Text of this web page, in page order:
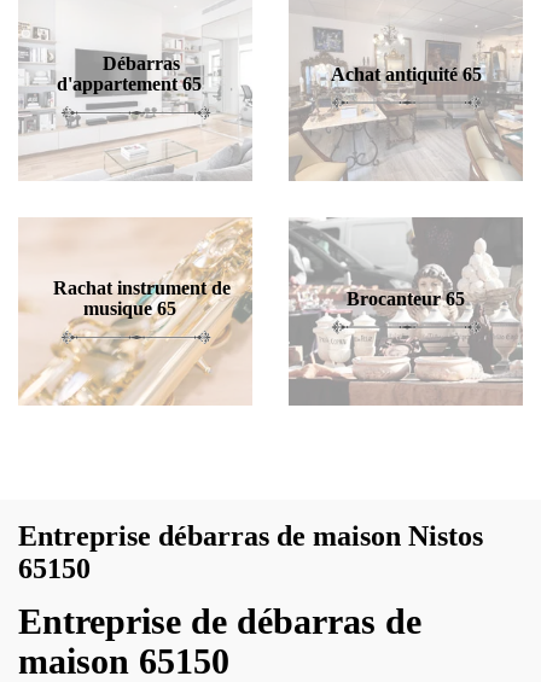
Débarras
d'appartement 65
Achat antiquité 65
Rachat instrument de
musique 65
Brocanteur 65
Entreprise débarras de maison Nistos
65150
Entreprise de débarras de
maison 65150